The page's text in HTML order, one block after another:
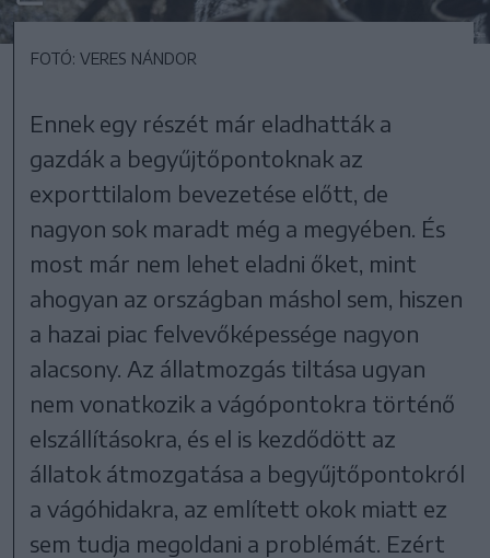
FOTÓ: VERES NÁNDOR
Ennek egy részét már eladhatták a
gazdák a begyűjtőpontoknak az
exporttilalom bevezetése előtt, de
nagyon sok maradt még a megyében. És
most már nem lehet eladni őket, mint
ahogyan az országban máshol sem, hiszen
a hazai piac felvevőképessége nagyon
alacsony. Az állatmozgás tiltása ugyan
nem vonatkozik a vágópontokra történő
elszállításokra, és el is kezdődött az
állatok átmozgatása a begyűjtőpontokról
a vágóhidakra, az említett okok miatt ez
sem tudja megoldani a problémát. Ezért